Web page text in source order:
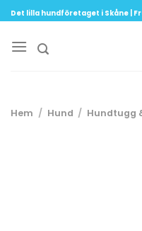
Skip
to
content
Det lilla hundföretaget i Skåne |
Hem / Hund / Hundtugg